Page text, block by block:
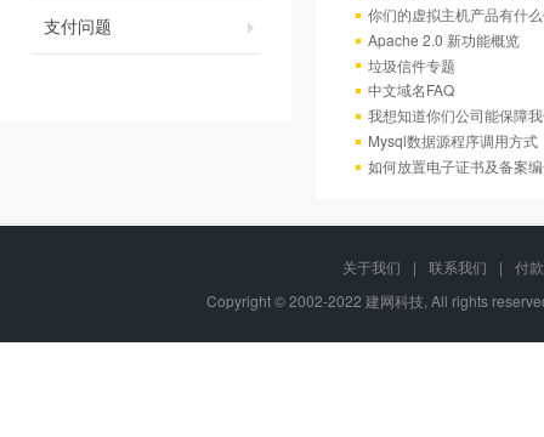
支付问题
你们的虚拟主机产品有什
Apache 2.0 新功能概览
垃圾信件专题
中文域名FAQ
我想知道你们公司能保障
Mysql数据源程序调用方
如何放置电子证书及备案
关于我们 | 联系我们 |
付
Copyright © 2002-2022 建网科技, All rights